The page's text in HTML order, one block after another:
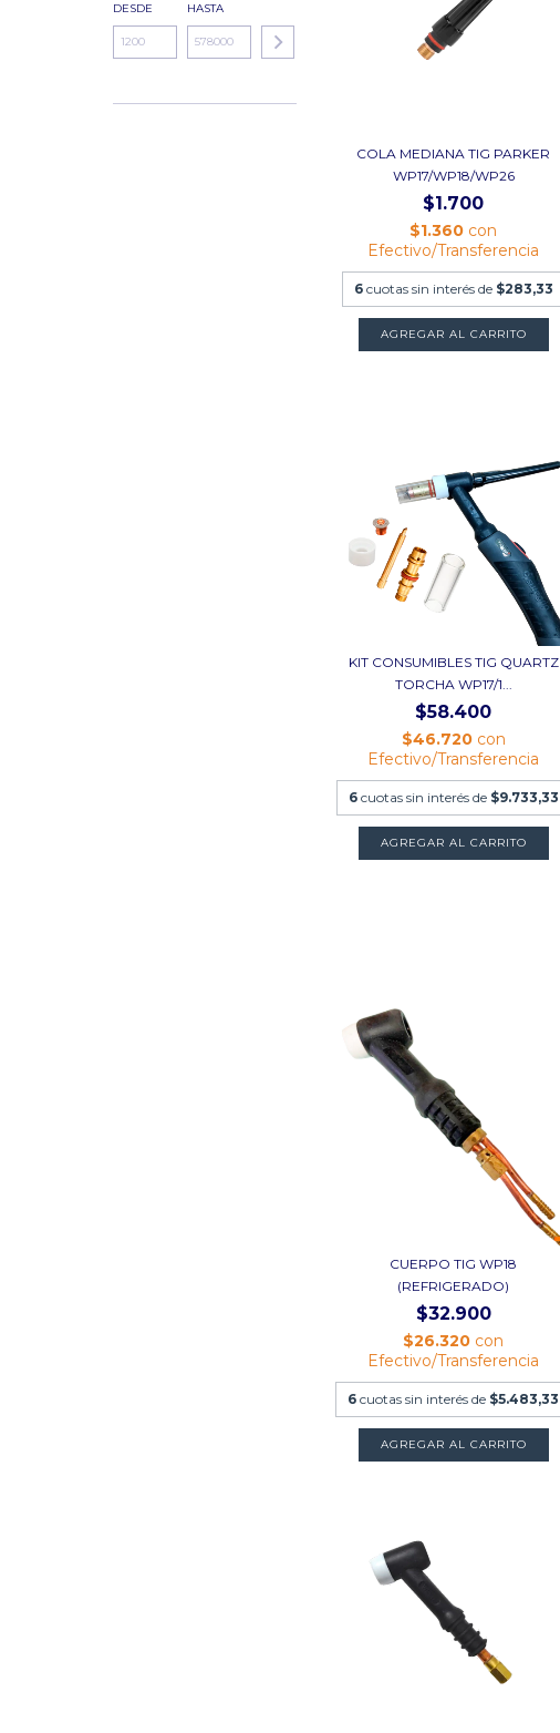
DESDE HASTA
COLA MEDIANA TIG PARKER
WP17/WP18/WP26
$1.700
$1.360 con
Efectivo/Transferencia
6 cuotas sin interés de $283,33
KIT CONSUMIBLES TIG QUARTZ
TORCHA WP17/1...
$58.400
$46.720 con
Efectivo/Transferencia
6 cuotas sin interés de $9.733,33
AGREGAR AL CARRITO
CUERPO TIG WP18
(REFRIGERADO)
$32.900
$26.320 con
Efectivo/Transferencia
6 cuotas sin interés de $5.483,33
AGREGAR AL CARRITO